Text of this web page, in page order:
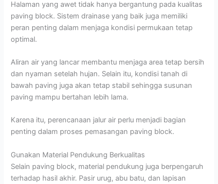
Halaman yang awet tidak hanya bergantung pada kualitas
paving block. Sistem drainase yang baik juga memiliki
peran penting dalam menjaga kondisi permukaan tetap
optimal.
Aliran air yang lancar membantu menjaga area tetap bersih
dan nyaman setelah hujan. Selain itu, kondisi tanah di
bawah paving juga akan tetap stabil sehingga susunan
paving mampu bertahan lebih lama.
Karena itu, perencanaan jalur air perlu menjadi bagian
penting dalam proses pemasangan paving block.
Gunakan Material Pendukung Berkualitas
Selain paving block, material pendukung juga berpengaruh
terhadap hasil akhir. Pasir urug, abu batu, dan lapisan